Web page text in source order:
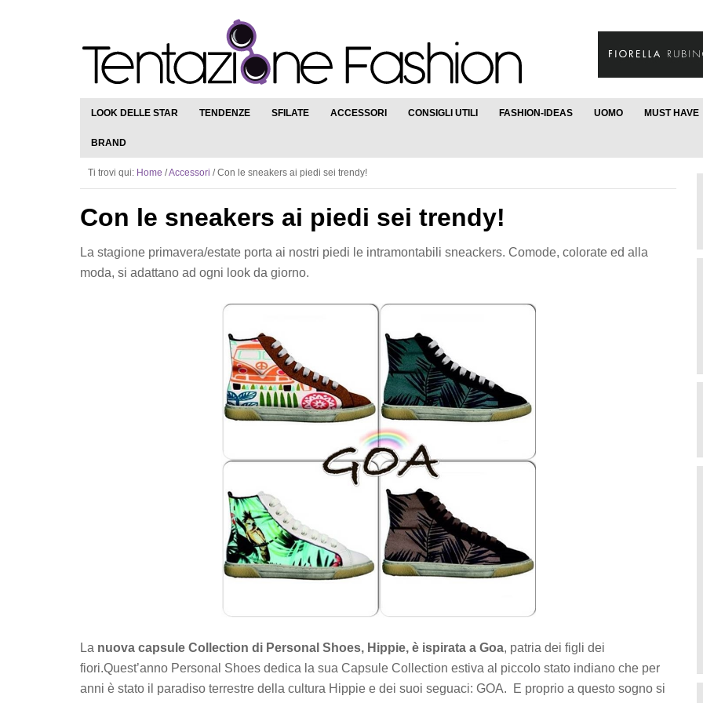
LOOK DELLE STAR TENDENZE SFILATE ACCESSORI CONSIGLI UTILI FASHION-IDEAS UOMO MUST HAVE
BRAND
Ti trovi qui: Home /Accessori /Con le sneakers ai piedi sei trendy!
Con le sneakers ai piedi sei trendy!
La stagione primavera/estate porta ai nostri piedi le intramontabili sneackers. Comode, colorate ed alla
moda, si adattano ad ogni look da giorno.
La nuova capsule Collection di Personal Shoes, Hippie, è ispirata a Goa, patria dei figli dei
fiori.Quest’anno Personal Shoes dedica la sua Capsule Collection estiva al piccolo stato indiano che per
anni è stato il paradiso terrestre della cultura Hippie e dei suoi seguaci: GOA. E proprio a questo sogno si